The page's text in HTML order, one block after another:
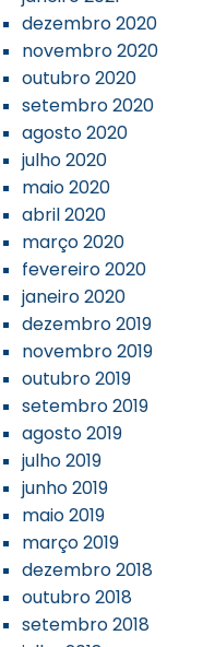
dezembro 2020
novembro 2020
outubro 2020
setembro 2020
agosto 2020
julho 2020
maio 2020
abril 2020
março 2020
fevereiro 2020
janeiro 2020
dezembro 2019
novembro 2019
outubro 2019
setembro 2019
agosto 2019
julho 2019
junho 2019
maio 2019
março 2019
dezembro 2018
outubro 2018
setembro 2018